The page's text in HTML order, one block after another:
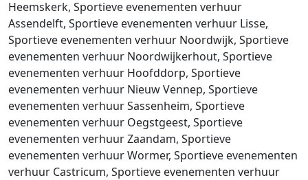
Heemskerk, Sportieve evenementen verhuur
Assendelft, Sportieve evenementen verhuur Lisse,
Sportieve evenementen verhuur Noordwijk, Sportieve
evenementen verhuur Noordwijkerhout, Sportieve
evenementen verhuur Hoofddorp, Sportieve
evenementen verhuur Nieuw Vennep, Sportieve
evenementen verhuur Sassenheim, Sportieve
evenementen verhuur Oegstgeest, Sportieve
evenementen verhuur Zaandam, Sportieve
evenementen verhuur Wormer, Sportieve evenementen
verhuur Castricum, Sportieve evenementen verhuur